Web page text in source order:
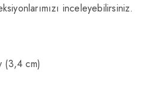
inceleyebilirsiniz.
(3,4 cm)